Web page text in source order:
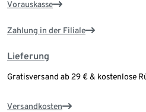
Vorauskasse
Zahlung in der Filiale
Lieferung
Gratisversand ab 29 € & kostenlose
Versandkosten